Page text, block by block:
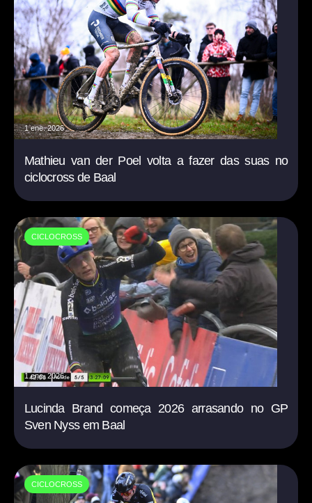
1 ene. 2026
Mathieu van der Poel volta a fazer das suas no
ciclocross de Baal
CICLOCROSS
1 ene. 2026
Lucinda Brand começa 2026 arrasando no GP
Sven Nyss em Baal
CICLOCROSS